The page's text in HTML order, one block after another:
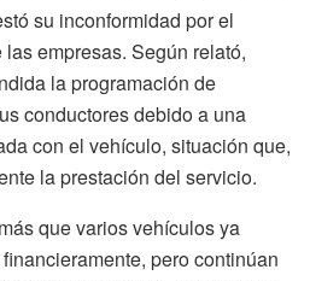
su inconformidad por el
empresas. Según relató,
la programación de
conductores debido a una
con el vehículo, situación que,
la prestación del servicio.
que varios vehículos ya
pero continúan